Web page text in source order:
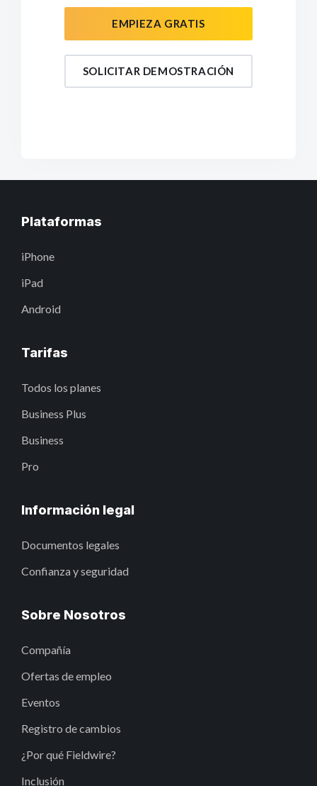
EMPIEZA GRATIS
SOLICITAR DEMOSTRACIÓN
Plataformas
iPhone
iPad
Android
Tarifas
Todos los planes
Business Plus
Business
Pro
Información legal
Documentos legales
Confianza y seguridad
Sobre Nosotros
Compañía
Ofertas de empleo
Eventos
Registro de cambios
¿Por qué Fieldwire?
Inclusión